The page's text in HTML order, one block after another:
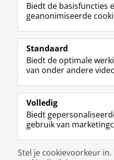
Volg de RUG
Studiekiezers
Alumni
Over ons
Disclaimer &
Biedt de basisfuncties
geanonimiseerde
Standaard
Biedt de optimale
van onder andere
Volledig
Biedt
gebruik van
Stel je cookievoorkeur in.